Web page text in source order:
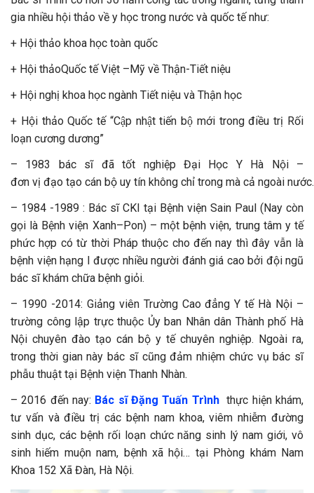
gia nhiều hội thảo về y học trong nước và quốc tế như:
+ Hội thảo khoa học toàn quốc
+ Hội thảoQuốc tế Việt –Mỹ về Thận-Tiết niệu
+ Hội nghị khoa học ngành Tiết niệu và Thận học
+ Hội thảo Quốc tế “Cập nhật tiến bộ mới trong điều trị Rối
loạn cương dương”
– 1983 bác sĩ đã tốt nghiệp Đại Học Y Hà Nội–
đơn vị đạo tạo cán bộ uy tín không chỉ trong mà cả ngoài nước.
– 1984 -1989 : Bác sĩ CKI tại Bệnh viện Sain Paul (Nay còn
gọi là Bệnh viện Xanh–Pon) – một bệnh viện, trung tâm y tế
phức hợp có từ thời Pháp thuộc cho đến nay thì đây vẫn là
bệnh viện hạng I được nhiều người đánh giá cao bởi đội ngũ
bác sĩ khám chữa bệnh giỏi.
– 1990 -2014: Giảng viên Trường Cao đẳng Y tế Hà Nội –
trường công lập trực thuộc Ủy ban Nhân dân Thành phố Hà
Nội chuyên đào tạo cán bộ y tế chuyên nghiệp. Ngoài ra,
trong thời gian này bác sĩ cũng đảm nhiệm chức vụ bác sĩ
phẫu thuật tại Bệnh viện Thanh Nhàn.
– 2016 đến nay: Bác sĩ Đặng Tuấn Trìnhthực hiện khám,
tư vấn và điều trị các bệnh nam khoa, viêm nhiễm đường
sinh dục, các bệnh rối loạn chức năng sinh lý nam giới, vô
sinh hiếm muộn nam, bệnh xã hội… tại Phòng khám Nam
Khoa 152 Xã Đàn, Hà Nội.